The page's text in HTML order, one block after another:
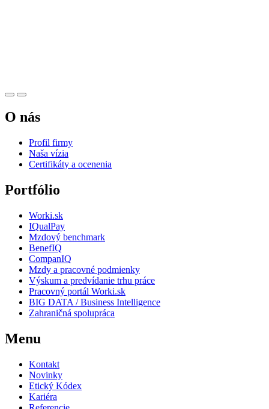
O nás
Profil firmy
Naša vízia
Certifikáty a ocenenia
Portfólio
Worki.sk
IQualPay
Mzdový benchmark
BenefIQ
CompanIQ
Mzdy a pracovné podmienky
Výskum a predvídanie trhu práce
Pracovný portál Worki.sk
BIG DATA / Business Intelligence
Zahraničná spolupráca
Menu
Kontakt
Novinky
Etický Kódex
Kariéra